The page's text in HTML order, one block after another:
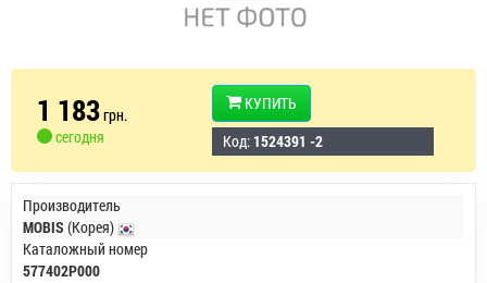
1 183грн.
сегодня
КУПИТЬ
Код: 1524391 -2
Производитель
MOBIS (Корея)
Каталожный номер
577402P000